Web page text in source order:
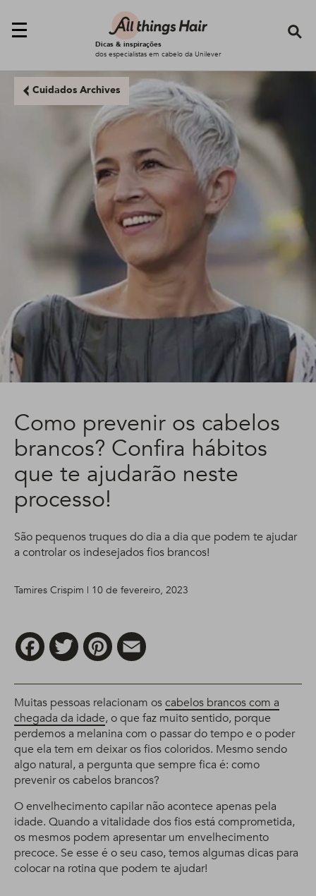
Dicas & inspirações
dos especialistas em cabelo da Unilever
Cuidados Archives
Como prevenir os cabelos
brancos? Confira hábitos
que te ajudarão neste
processo!
São pequenos truques do dia a dia que podem te ajudar
a controlar os indesejados fios brancos!
Tamires Crispim | 10 de fevereiro, 2023
FacebookTwitter Pinterest
Muitas pessoas relacionam oscabelos brancos com a
chegada da idade, o que faz muito sentido, porque
perdemos a melanina com o passar do tempo e o poder
que ela tem em deixar os fios coloridos. Mesmo sendo
algo natural, a pergunta que sempre fica é: como
prevenir os cabelos brancos?
O envelhecimento capilar não acontece apenas pela
idade. Quando a vitalidade dos fios está comprometida,
os mesmos podem apresentar um envelhecimento
precoce. Se esse é o seu caso, temos algumas dicas para
colocar na rotina que podem te ajudar!